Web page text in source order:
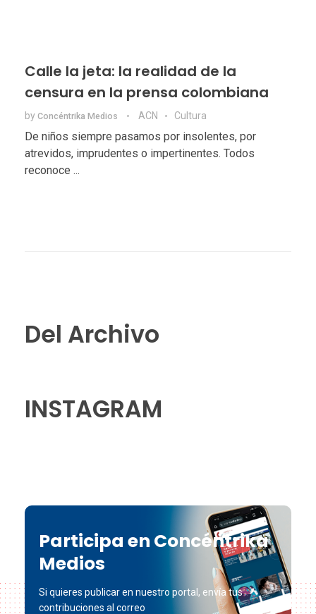
Calle la jeta: la realidad de la
censura en la prensa colombiana
by Concéntrika Medios ACN Cultura
De niños siempre pasamos por insolentes, por
atrevidos, imprudentes o impertinentes. Todos
reconoce ...
Del Archivo
INSTAGRAM
Participa en Concéntrika
Medios
Si quieres publicar en nuestro portal, envía tus
contribuciones al correo